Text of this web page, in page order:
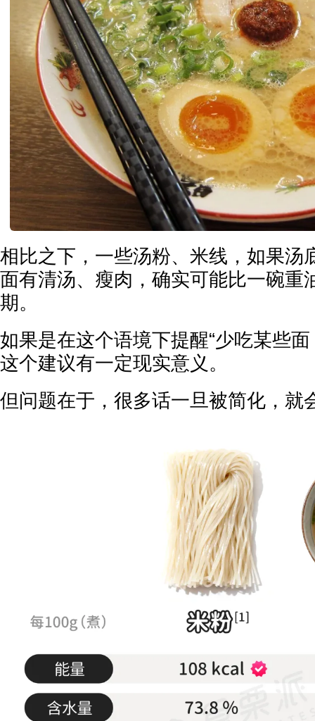
相比之下，一些汤粉、米线，如果汤
面有清汤、瘦肉，确实可能比一碗重
期。
如果是在这个语境下提醒“少吃某些
这个建议有一定现实意义。
但问题在于，很多话一旦被简化，就